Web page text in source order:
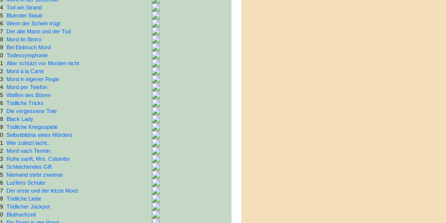
Tod am Strand
Blutroter Staub
Wenn der Schein trügt
Der alte Mann und der Tod
Mord im Bistro
Bei Einbruch Mord
Todessymphonie
Alter schützt vor Morden nicht
Mord à la Carte
Mord in eigener Regie
Mord per Telefon
Waffen des Bösen
Tödliche Tricks
Die vergessene Tote
Black Lady
Tödliche Kriegsspiele
Selbstbildnis eines Mörders
Wer zuletzt lacht...
Mord nach Termin
Ruhe sanft, Mrs. Columbo
Schleichendes Gift
Niemand stirbt zweimal
Luzifers Schüler
Der erste und der letzte Mord
Tödliche Liebe
Tödlicher Jackpot
Bluthochzeit